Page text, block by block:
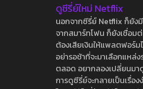
ดูซีรี่ย์ใหม่ Netflix
นอกจากซีรี่ย์ Netflix ก็ยัง
จากสมาร์ทโฟน ก็ยังเชื่อม
ต้องเสียเงินให้แพลตฟอร์ม
อย่ารอช้าที่จะมาเลือกแหล่
ตลอด อยากลองเปลี่ยนมา
การดูซีรี่ย์จะกลายเป็นเรื่อ